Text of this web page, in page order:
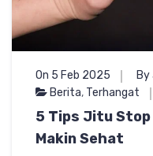
On 5 Feb 2025
By
Berita, Terhangat
5 Tips Jitu
Makin Sehat